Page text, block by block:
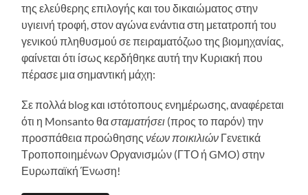
της ελεύθερης επιλογής και του δικαιώματος στην
υγιεινή τροφή, στον αγώνα ενάντια στη μετατροπή του
γενικού πληθυσμού σε πειραματόζωο της βιομηχανίας,
φαίνεται ότι ίσως κερδήθηκε αυτή την Κυριακή που
πέρασε μια σημαντική μάχη:
Σε πολλά blog και ιστότοπους ενημέρωσης, αναφέρεται
ότι η Monsanto θασταματήσει (προς το παρόν) την
προσπάθεια προώθησηςνέων ποικιλιών Γενετικά
Τροποποιημένων Οργανισμών (ΓΤΟ ή GMO) στην
Ευρωπαϊκή Ένωση!